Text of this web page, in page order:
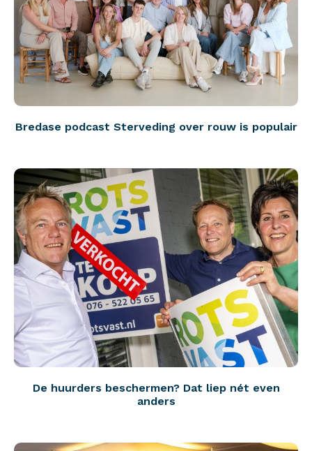
Bredase podcast Sterveding over rouw is populair
De huurders beschermen? Dat liep nét even
anders